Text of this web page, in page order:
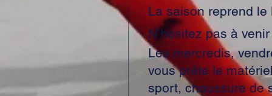
La saison reprend
N’hésitez pas à
Les mercredis,
vous prête le
sport, chaussure de